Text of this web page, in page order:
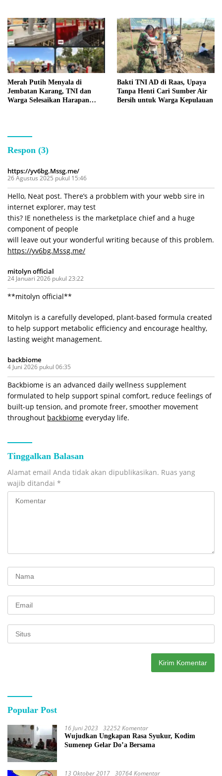
Merah Putih Menyala di
Jembatan Karang, TNI dan
Warga Selesaikan Harapan
Bakti TNI AD di Raas, Upaya
Tanpa Henti Cari Sumber Air
Bersih untuk Warga Kepulauan
Respon (3)
https://yv6bg.Mssg.me/
26 Agustus 2025 pukul 15:46
Hello, Neat post. There’s a probblem with your webb sire in
internet explorer, may test
this? IE nonetheless is the marketplace chief and a huge
component of people
will leave out your wonderful writing because of this problem.
https://yv6bg.Mssg.me/
mitolyn official
24 Januari 2026 pukul 23:22
**mitolyn official**
Mitolyn is a carefully developed, plant-based formula created
to help support metabolic efficiency and encourage healthy,
lasting weight management.
backbiome
4 Juni 2026 pukul 06:35
Backbiome is an advanced daily wellness supplement
formulated to help support spinal comfort, reduce feelings of
built-up tension, and promote freer, smoother movement
throughout backbiome everyday life.
Tinggalkan Balasan
Alamat email Anda tidak akan dipublikasikan. Ruas yang
wajib ditandai *
Popular Post
16 Juni 2023 32252 Komentar
Wujudkan Ungkapan Rasa Syukur, Kodim
Sumenep Gelar Do’a Bersama
13 Oktober 2017 30764 Komentar